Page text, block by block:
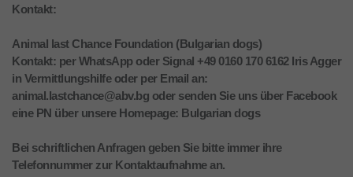
Kontakt:
Animal last Chance Foundation (Bulgarian dogs)
Kontakt: per WhatsApp oder Signal +49 0160 170 6162 Iris Agger
in Vermittlungshilfe oder per Email an:
animal.lastchance@abv.bg oder senden Sie uns über Facebook
eine PN über unsere Homepage: Bulgarian dogs
Bei schriftlichen Anfragen geben Sie bitte immer ihre
Telefonnummer zur Kontaktaufnahme an.